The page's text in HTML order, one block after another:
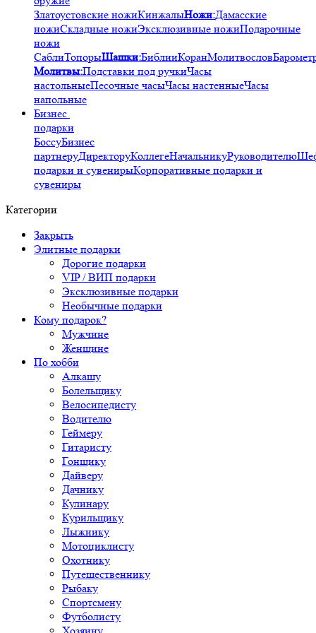
Златоустовские ножиКинжалыНожи:Дамасские
ножиСкладные ножиЭксклюзивные ножиПодарочные
ножи
СаблиТопорыШашки:БиблииКоранМолитвослов
Молитвы:Подставки под ручкиЧасы
настольныеПесочные часыЧасы настенныеЧасы
напольные
Бизнес
подарки
БоссуБизнес
партнеруДиректоруКоллегеНачальникуРуководителю
подарки и сувенирыКорпоративные подарки и
сувениры
Категории
Закрыть
Элитные подарки
Дорогие подарки
VIP / ВИП подарки
Эксклюзивные подарки
Необычные подарки
Кому подарок?
Мужчине
Женщине
По хобби
Алкашу
Болельщику
Велосипедисту
Водителю
Геймеру
Гитаристу
Гонщику
Дайверу
Дачнику
Кулинару
Курильщику
Лыжнику
Мотоциклисту
Охотнику
Путешественнику
Рыбаку
Спортсмену
Футболисту